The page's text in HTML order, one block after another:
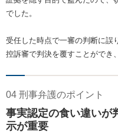
でした。
受任した時点で一審の判断に誤
控訴審で判決を覆すことができ
04 刑事弁護のポイント
事実認定の食い違いが
示が重要